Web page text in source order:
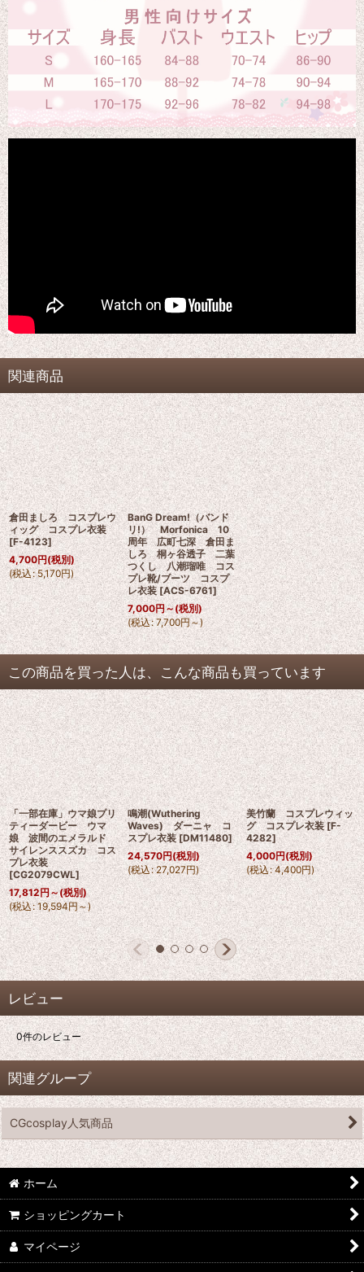
関連商品
倉田ましろ コスプレウ
ィッグ コスプレ衣装
[F-4123]
4,700円(税別)
(税込: 5,170円)
BanG Dream!（バンド
リ!） Morfonica 10
周年 広町七深 倉田ま
しろ 桐ヶ谷透子 二葉
つくし 八潮瑠唯 コス
プレ靴/ブーツ コスプ
レ衣装 [ACS-6761]
7,000円～ (税別)
(税込: 7,700円～)
この商品を買った人は、こんな商品も買っています
「一部在庫」ウマ娘プリ
ティーダービー ウマ
娘 波間のエメラルド
サイレンススズカ コス
プレ衣装
[CG2079CWL]
17,812円～(税別)
(税込: 19,594円～)
鳴潮(Wuthering
Waves) ダーニャ コ
スプレ衣装 [DM11480]
24,570円(税別)
(税込: 27,027円)
美竹蘭 コスプレウィッ
グ コスプレ衣装 [F-
4282]
4,000円(税別)
(税込: 4,400円)
レビュー
0件のレビュー
関連グループ
CGcosplay人気商品
ホーム
ショッピングカート
マイページ